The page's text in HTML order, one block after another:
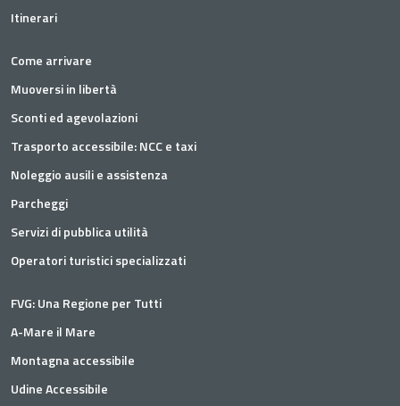
Itinerari
Come arrivare
Muoversi in libertà
Sconti ed agevolazioni
Trasporto accessibile: NCC e taxi
Noleggio ausili e assistenza
Parcheggi
Servizi di pubblica utilità
Operatori turistici specializzati
FVG: Una Regione per Tutti
A-Mare il Mare
Montagna accessibile
Udine Accessibile